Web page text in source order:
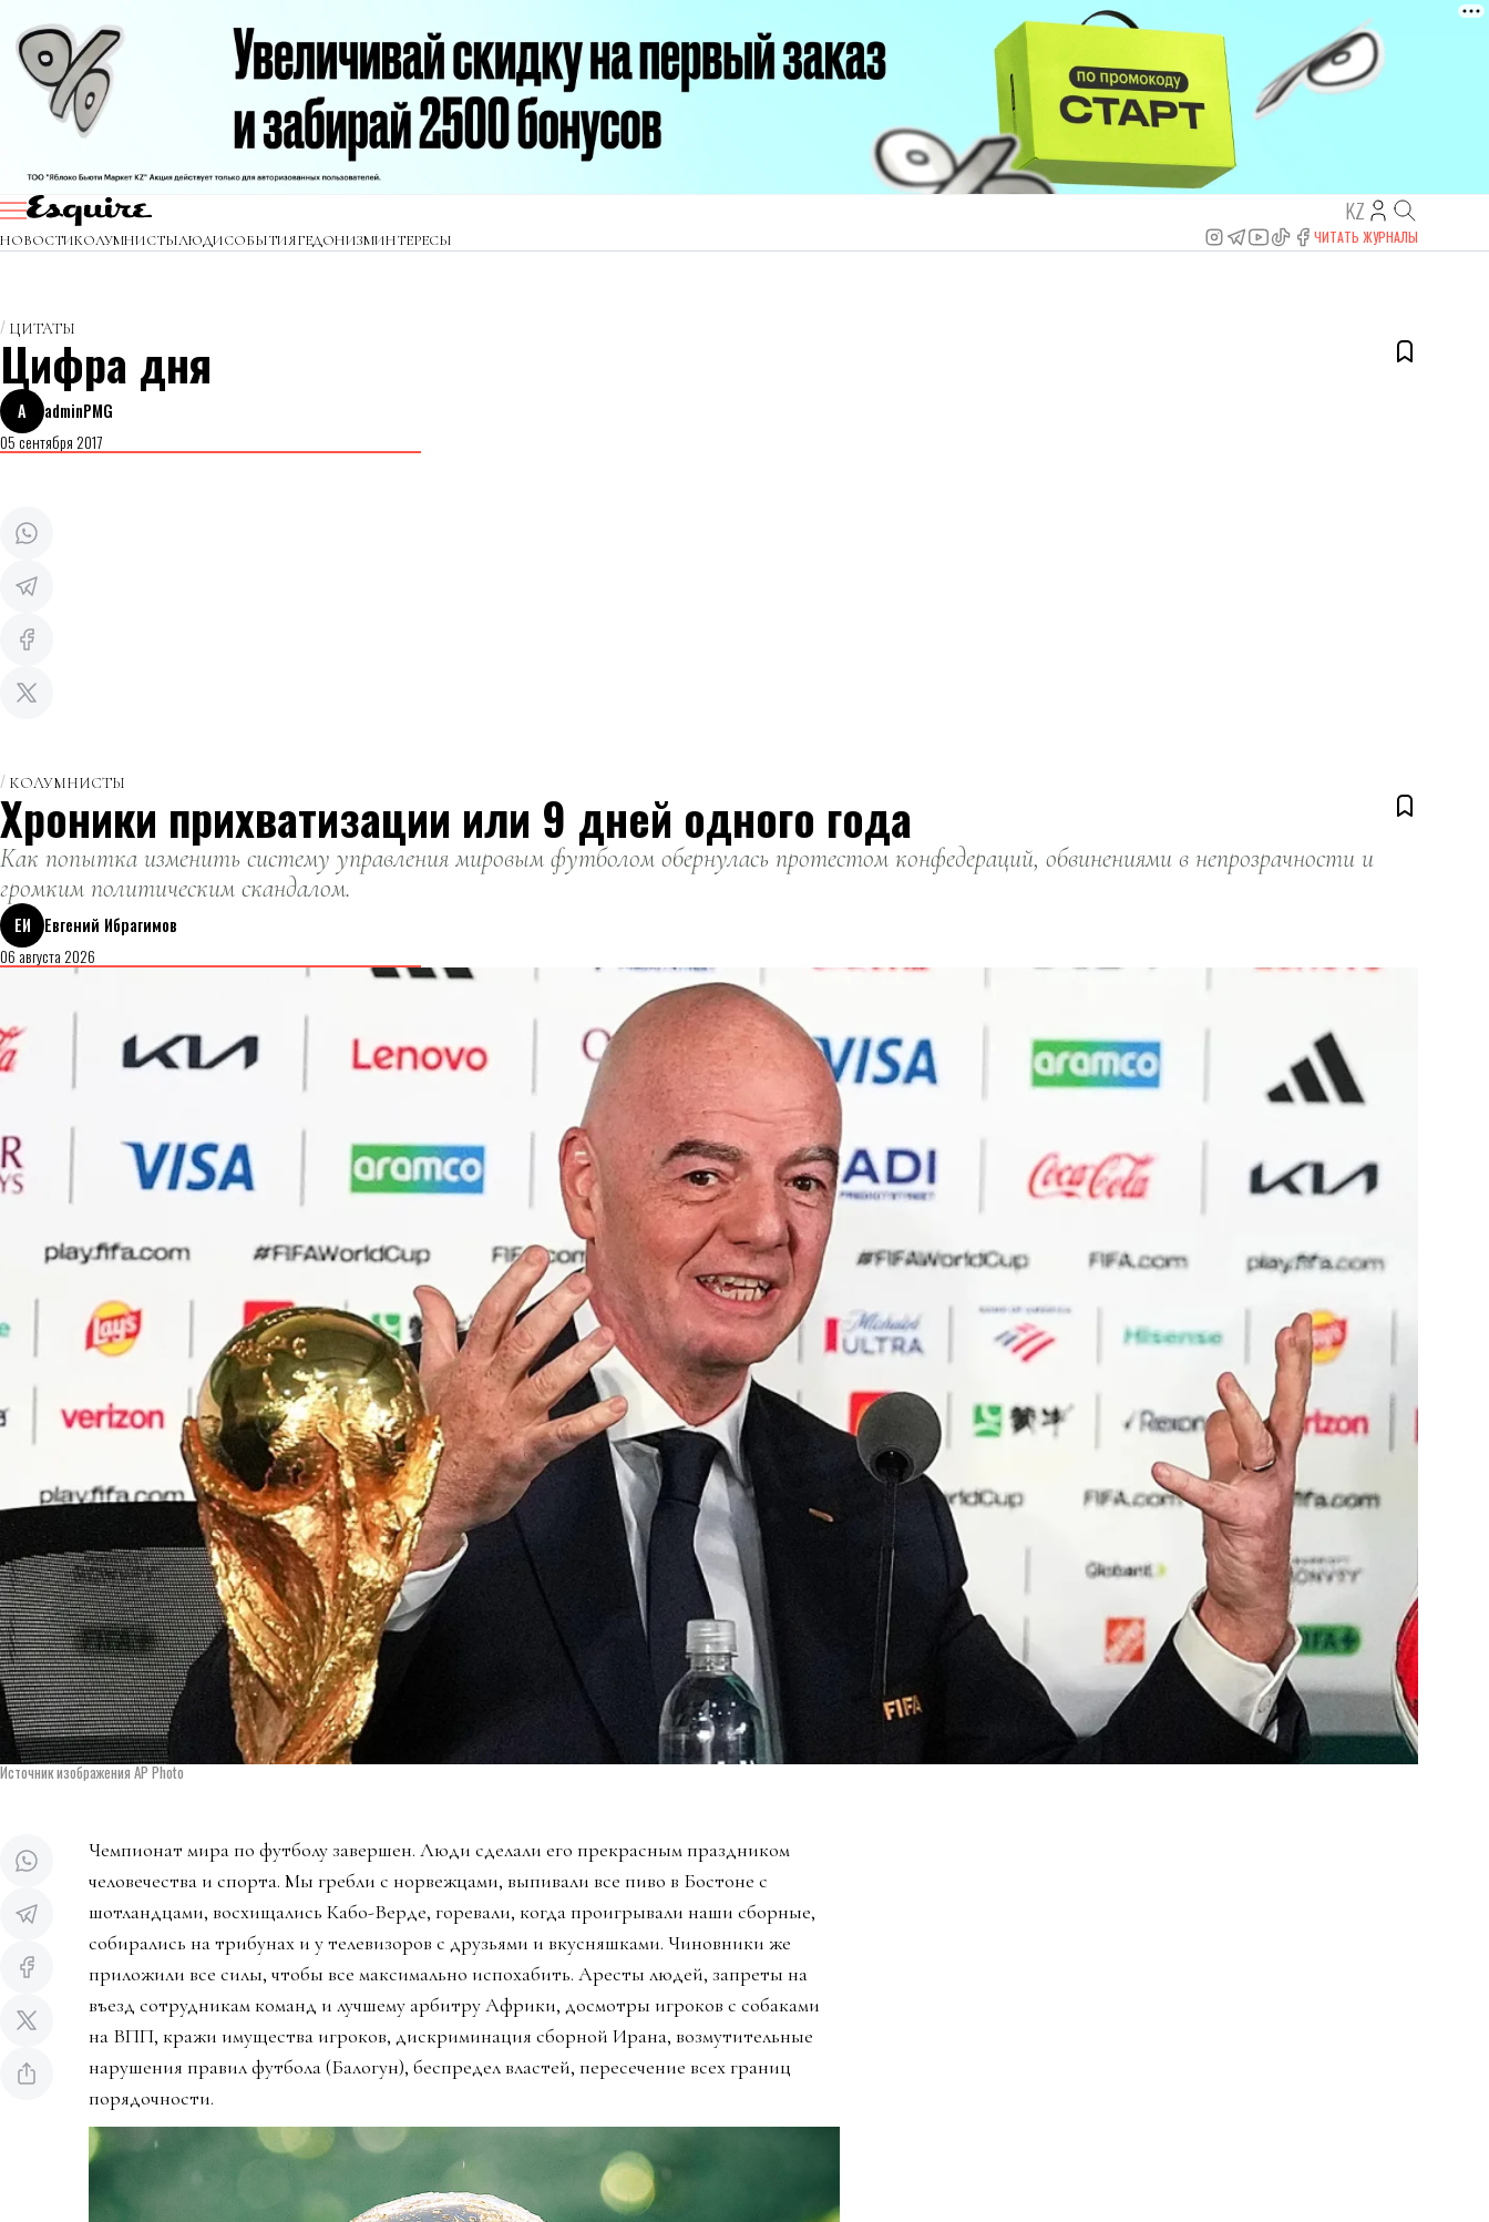
KZ
НОВОСТИКОЛУМНИСТЫЛЮДИСОБЫТИЯГЕДОНИЗМИНТЕРЕСЫ ЧИТАТЬ ЖУРНАЛЫ
ЦИТАТЫ
Цифра дня
A
adminPMG
05 сентября 2017
КОЛУМНИСТЫ
Хроники прихватизации или 9 дней одного года
Как попытка изменить систему управления мировым футболом обернулась протестом конфедераций, обвинениями в непрозрачности и
громким политическим скандалом.
ЕИ
Евгений Ибрагимов
06 августа 2026
Источник изображения AP Photo
Чемпионат мира по футболу завершен. Люди сделали его прекрасным праздником
человечества и спорта. Мы гребли с норвежцами, выпивали все пиво в Бостоне с
шотландцами, восхищались Кабо-Верде, горевали, когда проигрывали наши сборные,
собирались на трибунах и у телевизоров с друзьями и вкусняшками. Чиновники же
приложили все силы, чтобы все максимально испохабить. Аресты людей, запреты на
въезд сотрудникам команд и лучшему арбитру Африки, досмотры игроков с собаками
на ВПП, кражи имущества игроков, дискриминация сборной Ирана, возмутительные
нарушения правил футбола (Балогун), беспредел властей, пересечение всех границ
порядочности.